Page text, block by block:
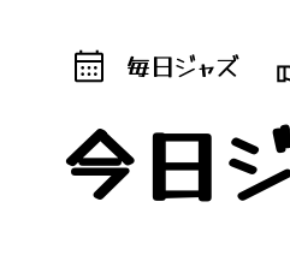
毎日ジャズ
今日